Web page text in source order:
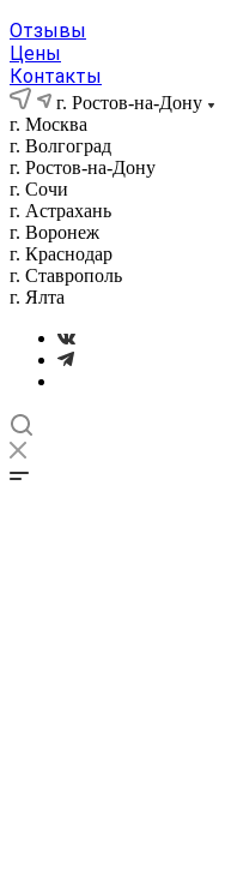
Отзывы
Цены
Контакты
г. Ростов-на-Дону
г. Москва
г. Волгоград
г. Ростов-на-Дону
г. Сочи
г. Астрахань
г. Воронеж
г. Краснодар
г. Ставрополь
г. Ялта